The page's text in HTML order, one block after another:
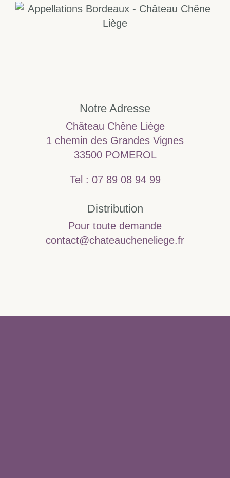
Notre Adresse
Château Chêne Liège
1 chemin des Grandes Vignes
33500 POMEROL
Tel : 07 89 08 94 99
Distribution
Pour toute demande
contact@chateaucheneliege.fr